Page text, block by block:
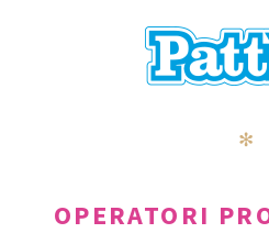
✻
OPERATORI